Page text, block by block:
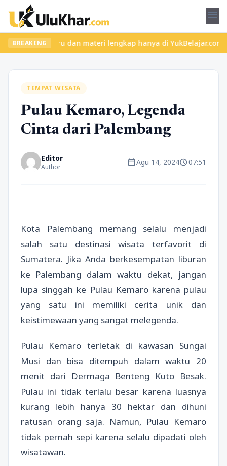
menu
BREAKING
kelas seru dan materi lengkap hanya di YukBelajar.com.
TEMPAT WISATA
Pulau Kemaro, Legenda
Cinta dari Palembang
Editor
Author calendar_todayAgu 14, 2024schedule07:51
Kota Palembang memang selalu menjadi
salah satu destinasi wisata terfavorit di
Sumatera. Jika Anda berkesempatan liburan
ke Palembang dalam waktu dekat, jangan
lupa singgah ke Pulau Kemaro karena pulau
yang satu ini memiliki cerita unik dan
keistimewaan yang sangat melegenda.
Pulau Kemaro terletak di kawasan Sungai
Musi dan bisa ditempuh dalam waktu 20
menit dari Dermaga Benteng Kuto Besak.
Pulau ini tidak terlalu besar karena luasnya
kurang lebih hanya 30 hektar dan dihuni
ratusan orang saja. Namun, Pulau Kemaro
tidak pernah sepi karena selalu dipadati oleh
wisatawan.